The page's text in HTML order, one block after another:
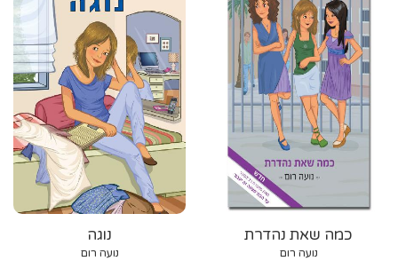
נוגה
נועה רום
כמה שאת נהדרת
נועה רום